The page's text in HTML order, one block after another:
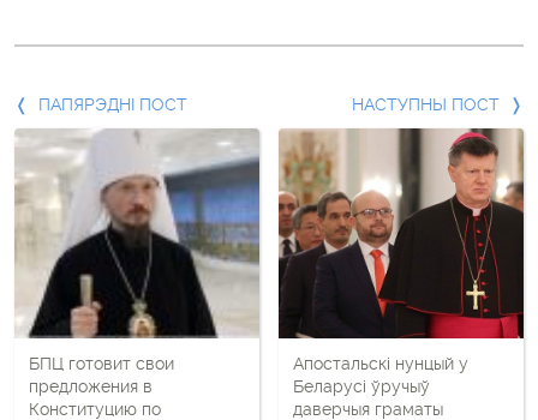
Папярэдні
пост
і
наступны
пост
ПАПЯРЭДНІ ПОСТ
БПЦ готовит свои
предложения в
Конституцию по
НАСТУПНЫ ПОСТ
Апостальскі нунцый у
Беларусі ўручыў
даверчыя граматы